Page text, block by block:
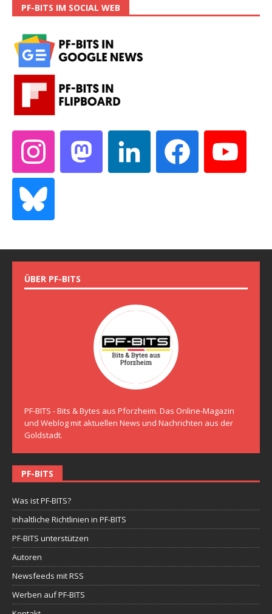
PF-BITS IM SOCIAL WEB
ÜBER PF-BITS
PF-BITS - Bits & Bytes aus Pforzheim. Das Online-Magazin
und Weblog mit aktuellen News und Nachrichten aus der
Goldstadt.
PF-BITS
Was ist PF-BITS?
Inhaltliche Richtlinien in PF-BITS
PF-BITS unterstützen
Autoren
Newsfeeds mit RSS
Werben auf PF-BITS